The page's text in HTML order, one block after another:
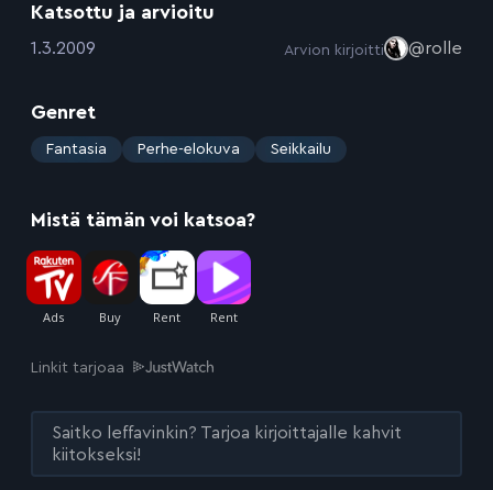
Katsottu ja arvioitu
:1.3.2009 Arvion kirjoitti @rolle
Genret
: Fantasia Perhe-elokuva Seikkailu
Mistä tämän voi katsoa?
Linkit tarjoaa
Saitko leffavinkin? Tarjoa kirjoittajalle kahvit
kiitokseksi!